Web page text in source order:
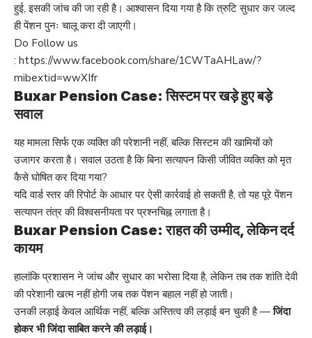
हुई, इसकी जांच की जा रही है। आश्वासन दिया गया है कि त्रुटि सुधार कर जल्द
ही पेंशन पुनः चालू करा दी जाएगी।
Do Follow us
: https://www.facebook.com/share/1CWTaAHLaw/?
mibextid=wwXIfr
Buxar Pension Case: सिस्टम पर खड़े हुए बड़े
सवाल
यह मामला सिर्फ एक व्यक्ति की परेशानी नहीं, बल्कि सिस्टम की खामियों को
उजागर करता है। सवाल उठता है कि बिना सत्यापन किसी जीवित व्यक्ति को मृत
कैसे घोषित कर दिया गया?
यदि वार्ड स्तर की रिपोर्ट के आधार पर ऐसी कार्रवाई हो सकती है, तो यह पूरे पेंशन
सत्यापन तंत्र की विश्वसनीयता पर प्रश्नचिह्न लगाता है।
Buxar Pension Case: राहत की उम्मीद, लेकिन दर्द
कायम
हालांकि प्रशासन ने जांच और सुधार का भरोसा दिया है, लेकिन तब तक शांति देवी
की परेशानी खत्म नहीं होगी जब तक पेंशन बहाल नहीं हो जाती।
उनकी लड़ाई केवल आर्थिक नहीं, बल्कि अस्तित्व की लड़ाई बन चुकी है —जिंदा
होकर भी जिंदा साबित करने की लड़ाई।